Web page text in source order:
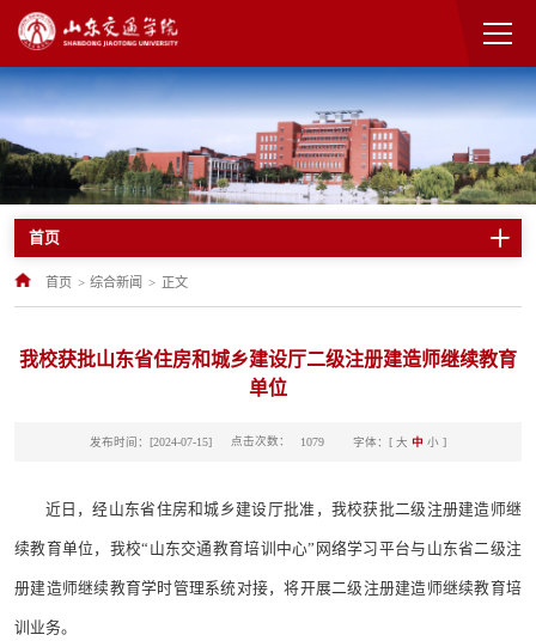
首页
首页 > 综合新闻 > 正文
我校获批山东省住房和城乡建设厅二级注册建造师继续教育
单位
发布时间：[2024-07-15] 点击次数： 1079 字体：[ 大 中 小 ]
近日，经山东省住房和城乡建设厅批准，我校获批二级注册建造师继
续教育单位，我校“山东交通教育培训中心”网络学习平台与山东省二级注
册建造师继续教育学时管理系统对接，将开展二级注册建造师继续教育培
训业务。